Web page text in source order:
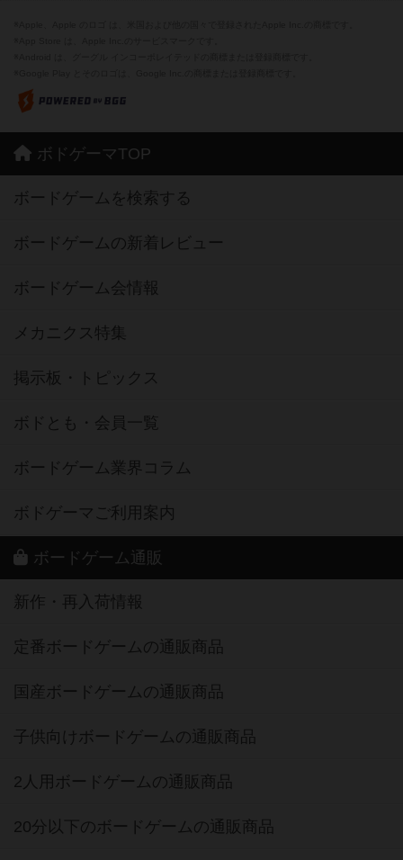
ボドゲーマTOP
ボードゲームを検索する
ボードゲームの新着レビュー
ボードゲーム会情報
メカニクス特集
掲示板・トピックス
ボドとも・会員一覧
ボードゲーム業界コラム
ボドゲーマご利用案内
ボードゲーム通販
新作・再入荷情報
定番ボードゲームの通販商品
国産ボードゲームの通販商品
子供向けボードゲームの通販商品
2人用ボードゲームの通販商品
20分以下のボードゲームの通販商品